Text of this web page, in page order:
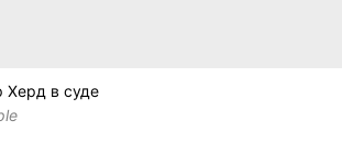
Херд в суде